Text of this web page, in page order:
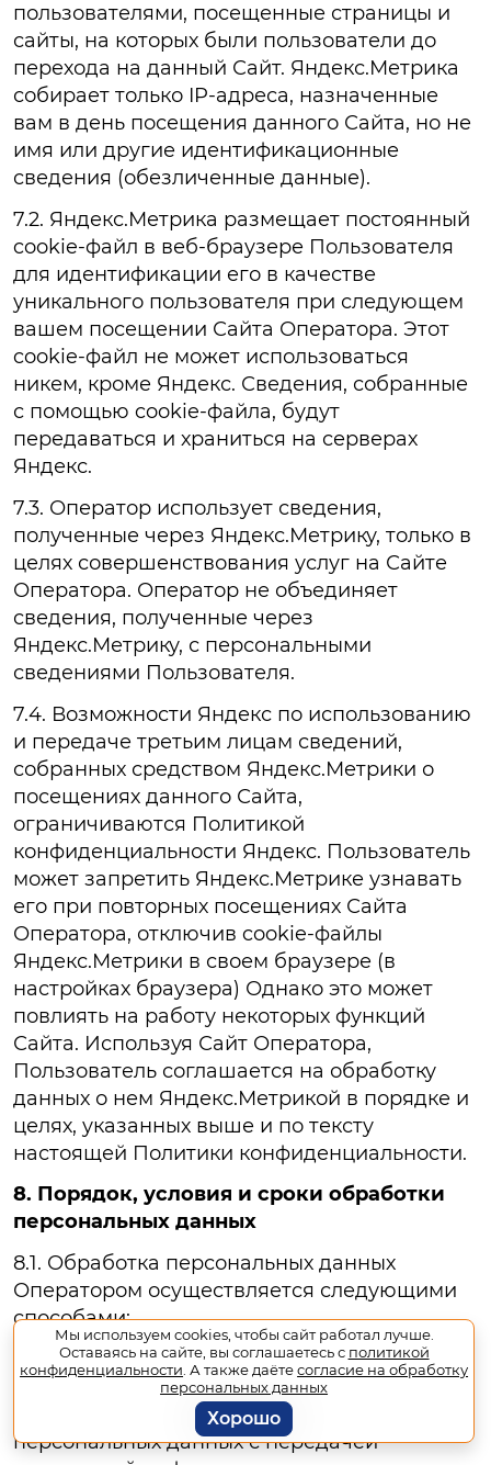
пользователями, посещенные страницы и
сайты, на которых были пользователи до
перехода на данный Сайт. Яндекс.Метрика
собирает только IP-адреса, назначенные
вам в день посещения данного Сайта, но не
имя или другие идентификационные
сведения (обезличенные данные).
7.2. Яндекс.Метрика размещает постоянный
cookie-файл в веб-браузере Пользователя
для идентификации его в качестве
уникального пользователя при следующем
вашем посещении Сайта Оператора. Этот
cookie-файл не может использоваться
никем, кроме Яндекс. Сведения, собранные
с помощью cookie-файла, будут
передаваться и храниться на серверах
Яндекс.
7.3. Оператор использует сведения,
полученные через Яндекс.Метрику, только в
целях совершенствования услуг на Сайте
Оператора. Оператор не объединяет
сведения, полученные через
Яндекс.Метрику, с персональными
сведениями Пользователя.
7.4. Возможности Яндекс по использованию
и передаче третьим лицам сведений,
собранных средством Яндекс.Метрики о
посещениях данного Сайта,
ограничиваются Политикой
конфиденциальности Яндекс. Пользователь
может запретить Яндекс.Метрике узнавать
его при повторных посещениях Сайта
Оператора, отключив cookie-файлы
Яндекс.Метрики в своем браузере (в
настройках браузера) Однако это может
повлиять на работу некоторых функций
Сайта. Используя Сайт Оператора,
Пользователь соглашается на обработку
данных о нем Яндекс.Метрикой в порядке и
целях, указанных выше и по тексту
настоящей Политики конфиденциальности.
8. Порядок, условия и сроки обработки
персональных данных
8.1. Обработка персональных данных
Оператором осуществляется следующими
способами:
Неавтоматизированная обработка
персональных данных;
Автоматизированная обработка
персональных данных с передачей
Мы используем cookies, чтобы сайт работал лучше.
Оставаясь на сайте, вы соглашаетесь с политикой
конфиденциальности . А также даётесогласие на обработку
персональных данных
Хорошо